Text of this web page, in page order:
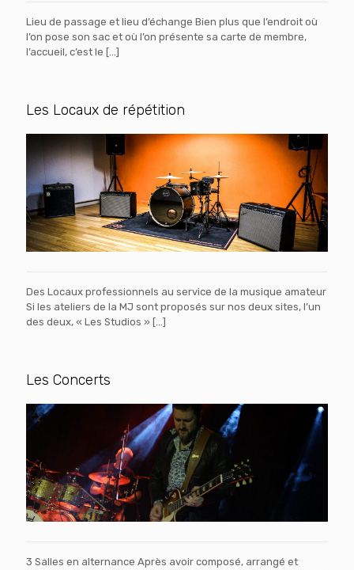
Lieu de passage et lieu d’échange Bien plus que l’endroit où
l’on pose son sac et où l’on présente sa carte de membre,
l’accueil, c’est le […]
Les Locaux de répétition
Des Locaux professionnels au service de la musique amateur
Si les ateliers de la MJ sont proposés sur nos deux sites, l’un
des deux, « Les Studios » […]
Les Concerts
3 Salles en alternance Après avoir composé, arrangé et